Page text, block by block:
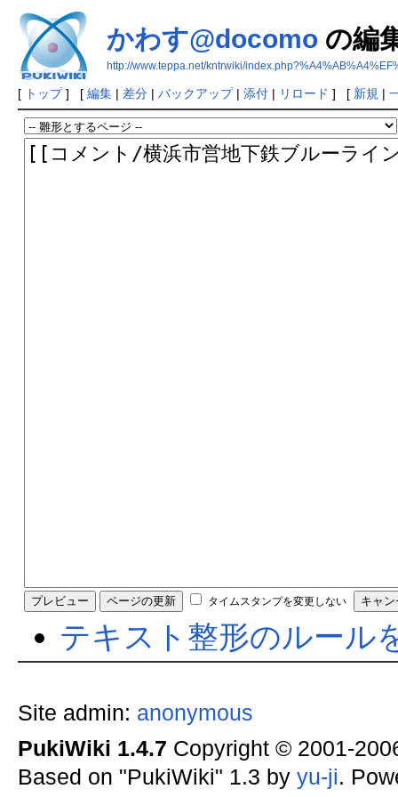
かわす@docomoの編
http://www.teppa.net/kntrwiki/
[ トップ] [ 編集| 差分| バックアップ| 添付| リロード ] [ 新規 |
タイムスタンプを変更しない
テキスト整形のルール
Site admin: anonymous
PukiWiki 1.4.7 Copyright © 2001-
Based on "PukiWiki" 1.3 by yu-ji.